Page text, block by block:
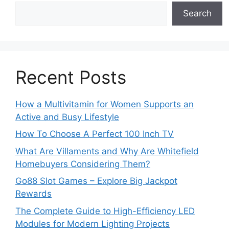
Search
Recent Posts
How a Multivitamin for Women Supports an
Active and Busy Lifestyle
How To Choose A Perfect 100 Inch TV
What Are Villaments and Why Are Whitefield
Homebuyers Considering Them?
Go88 Slot Games – Explore Big Jackpot
Rewards
The Complete Guide to High-Efficiency LED
Modules for Modern Lighting Projects